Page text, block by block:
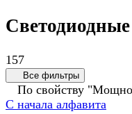
157
Все фильтры
По свойству
С начала алфавита